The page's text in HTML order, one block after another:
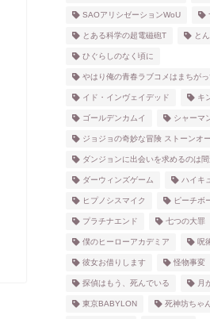
SAOアリシゼーションWoU
とある科学の超電磁砲T と
ひぐらしのなく頃に
やはり俺の青春ラブコメはまちが
イド・インヴェイデッド キ
ゴールデンカムイ シャーマ
ジョジョの奇妙な冒険 ストーンオ
ダンジョンに出会いを求めるのは
ダーウィンズゲーム ハイキ
ヒプノシスマイク ピーチボ
プラチナエンド 七つの大罪
僕のヒーローアカデミア 呪
彼女お借りします 怪物事変
探偵はもう、死んでいる 月
東京BABYLON 死神坊ちゃ